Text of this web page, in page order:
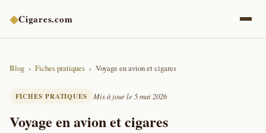
◆Cigares.com
Blog Fiches pratiques Voyage en avion et cigares
FICHES PRATIQUES Mis à jour le 5 mai 2026
Voyage en avion et cigares